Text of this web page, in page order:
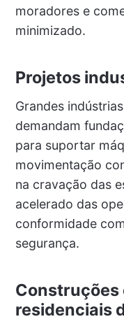
moradores e
minimizado.
Projetos
Grandes
demandam
para suportar
movimentação
na cravação das
acelerado das
conformidade
segurança.
Construções
residenciais